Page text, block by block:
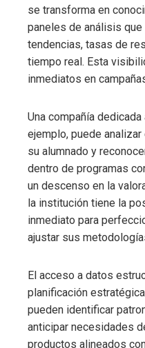
se transforma en
paneles de análisis
tendencias, tasas de
tiempo real. Esta
inmediatos en
Una compañía
ejemplo, puede
su alumnado y
dentro de programas
un descenso en la
la institución tiene la
inmediato para
ajustar sus
El acceso a datos
planificación
pueden identificar
anticipar necesidades
productos alineados